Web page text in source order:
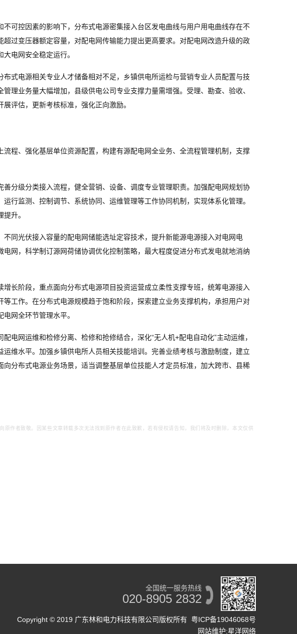
不可控因素的影响下，分布式电源密集接入台区发电曲线与用户用电曲线存在不
过变压器额定容量，对配电网传输能力提出更高要求。对配电网改造升级的政
电网安全稳定运行。
布式电源相关专业人才储备相对不足，乡镇供电所运检与营销专业人员配置与技
管理业务量大幅增加，县级供电公司专业支撑力量需增强。受理、勘查、验收、
评估，更新考核标准，强化正向激励。
程、强化基层单位资源配置，构建有源配电网全业务、全流程管理机制，支撑
善分级分类接入流程，健全营销、设备、调度专业管理职责。加强配电网规划协
行监测、控制调节、系统协同、运维管理等工作协同机制，实现体系化管理。
升。
不同光伏接入容量的配电网储能选址定容技术，提升新能源电源接入对电网电
网，科学制订源网荷储协调优化控制策略，最大程度促进分布式发电就地消纳
增长阶段，重点面向分布式电源项目投资运营成立柔性支撑专班，统筹电源接入
工作。在分布式电源规模趋于饱和阶段，探索建立业务支撑机构，承担用户对
网全环节管理水平。
配电网运维和检修分离、检修和抢修结合，深化“无人机+配电自动化”主动运维，
维水平。加强乡镇供电所人员相关技能培训。完善业绩考核与激励制度，建立
分布式电源业务场景，适当调整基层单位技能人才定员标准，加大跨市、县稀
原作者致敬。 因某些文章转载多次无法找到原作者在此致歉，若有侵权请告知，我们将及时删除，本文仅供
全国统一服务热线
020-8905 2832
Copyright © 2019 广东林和电力科技有限公司版权所有 粤ICP备19046068号
网站维护:星洋网络